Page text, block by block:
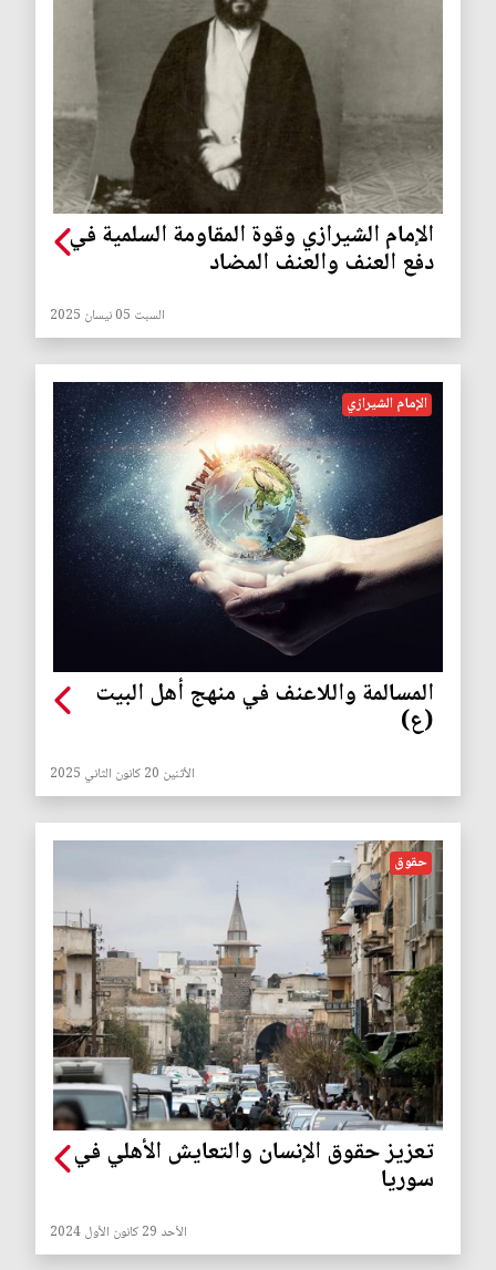
الإمام الشيرازي وقوة المقاومة السلمية في
دفع العنف والعنف المضاد
السبت 05 نيسان 2025
الإمام الشيرازي
المسالمة واللاعنف في منهج أهل البيت
(ع)
الأثنين 20 كانون الثاني 2025
حقوق
تعزيز حقوق الإنسان والتعايش الأهلي في
سوريا
الأحد 29 كانون الأول 2024